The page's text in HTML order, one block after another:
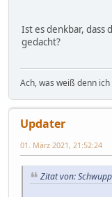
Ist es denkbar, dass
gedacht?
Ach, was weiß denn ich
Updater
01. März 2021, 21:52:24
Zitat von: